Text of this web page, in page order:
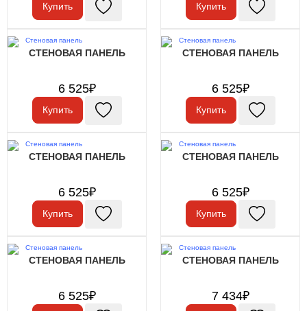
Купить Купить
СТЕНОВАЯ ПАНЕЛЬ
6 525₽
Купить
СТЕНОВАЯ ПАНЕЛЬ
6 525₽
Купить
СТЕНОВАЯ ПАНЕЛЬ
6 525₽
Купить
СТЕНОВАЯ ПАНЕЛЬ
6 525₽
Купить
СТЕНОВАЯ ПАНЕЛЬ
6 525₽
СТЕНОВАЯ ПАНЕЛЬ
7 434₽